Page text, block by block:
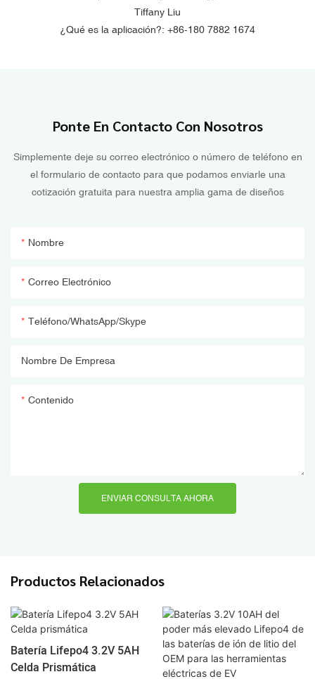
Tiffany Liu
¿Qué es la aplicación?: +86-180 7882 1674
Ponte En Contacto Con Nosotros
Simplemente deje su correo electrónico o número de teléfono en
el formulario de contacto para que podamos enviarle una
cotización gratuita para nuestra amplia gama de diseños
Nombre
Correo Electrónico
Teléfono/WhatsApp/Skype
Nombre De Empresa
Contenido
ENVIAR CONSULTA AHORA
Productos Relacionados
Batería Lifepo4 3.2V 5AH
Celda Prismática